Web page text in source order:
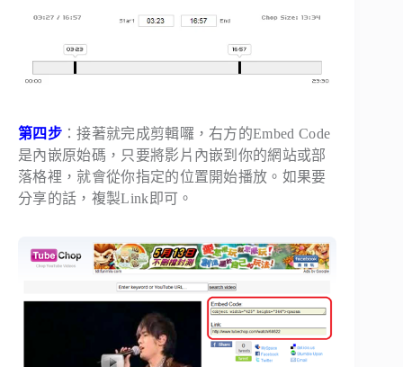
第四步：接著就完成剪輯囉，右方的Embed Code
是內嵌原始碼，只要將影片內嵌到你的網站或部
落格裡，就會從你指定的位置開始播放。如果要
分享的話，複製Link即可。